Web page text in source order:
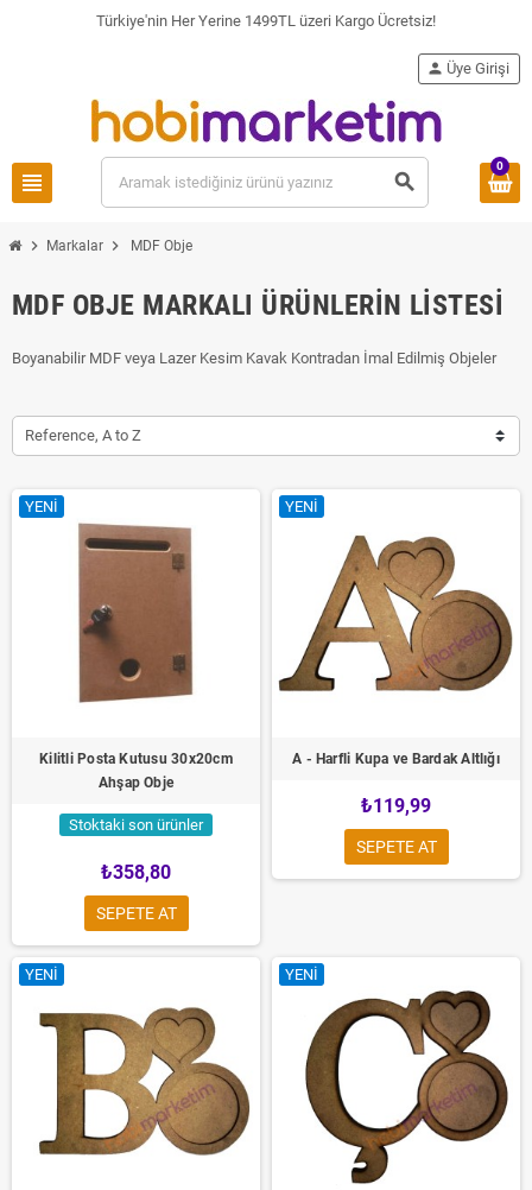
Türkiye'nin Her Yerine 1499TL üzeri Kargo Ücretsiz!
view_headline search
person Üye Girişi
0
chevron_right Markalar chevron_right MDF Obje
MDF OBJE MARKALI ÜRÜNLERIN LISTESI
Boyanabilir MDF veya Lazer Kesim Kavak Kontradan İmal Edilmiş Objeler
Reference, A to Z
YENI
Kilitli Posta Kutusu 30x20cm
Ahşap Obje
Stoktaki son ürünler
₺358,80
SEPETE AT
YENI
A - Harfli Kupa ve Bardak Altlığı
₺119,99
SEPETE AT
YENI YENI